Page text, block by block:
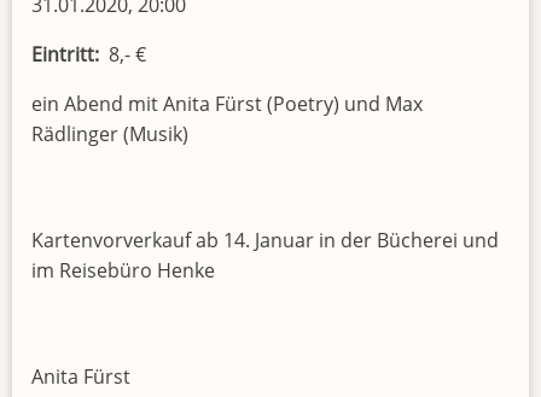
Eintritt 8,- €
ein Abend mit Anita Fürst (Poetry) und Max
Rädlinger (Musik)
Kartenvorverkauf ab 14. Januar in der Bücherei und
im Reisebüro Henke
Anita Fürst